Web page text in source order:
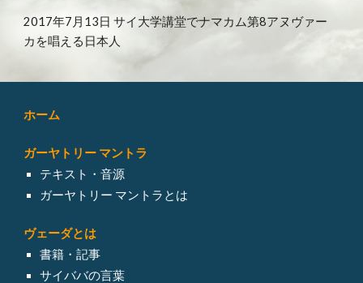
2017年7月13日 サイ大学講堂でナマカム第8アヌヴァー
カを唱える日本人
ホーム
ガーヤトリー マントラ
テキスト・音源
ガーヤトリー マントラとは
ヴェーダとは
書籍・記事
サイババの言葉